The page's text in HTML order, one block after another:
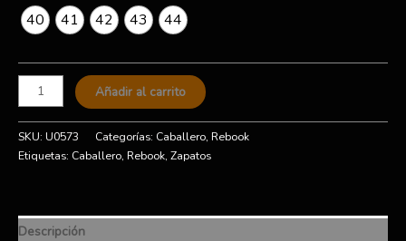
40 41 42 43 44
Añadir al carrito
SKU: U0573 Categorías: Caballero, Rebook
Etiquetas: Caballero, Rebook, Zapatos
Descripción